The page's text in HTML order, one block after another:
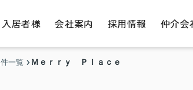
入居者様 会社案内 採用情報 仲介会
一覧 Ｍｅｒｒｙ Ｐｌａｃｅ